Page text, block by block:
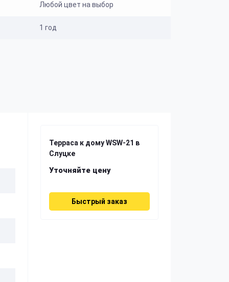
Любой цвет на выбор
1 год
Терраса к дому WSW-21 в
Слуцке
Уточняйте цену
Быстрый заказ